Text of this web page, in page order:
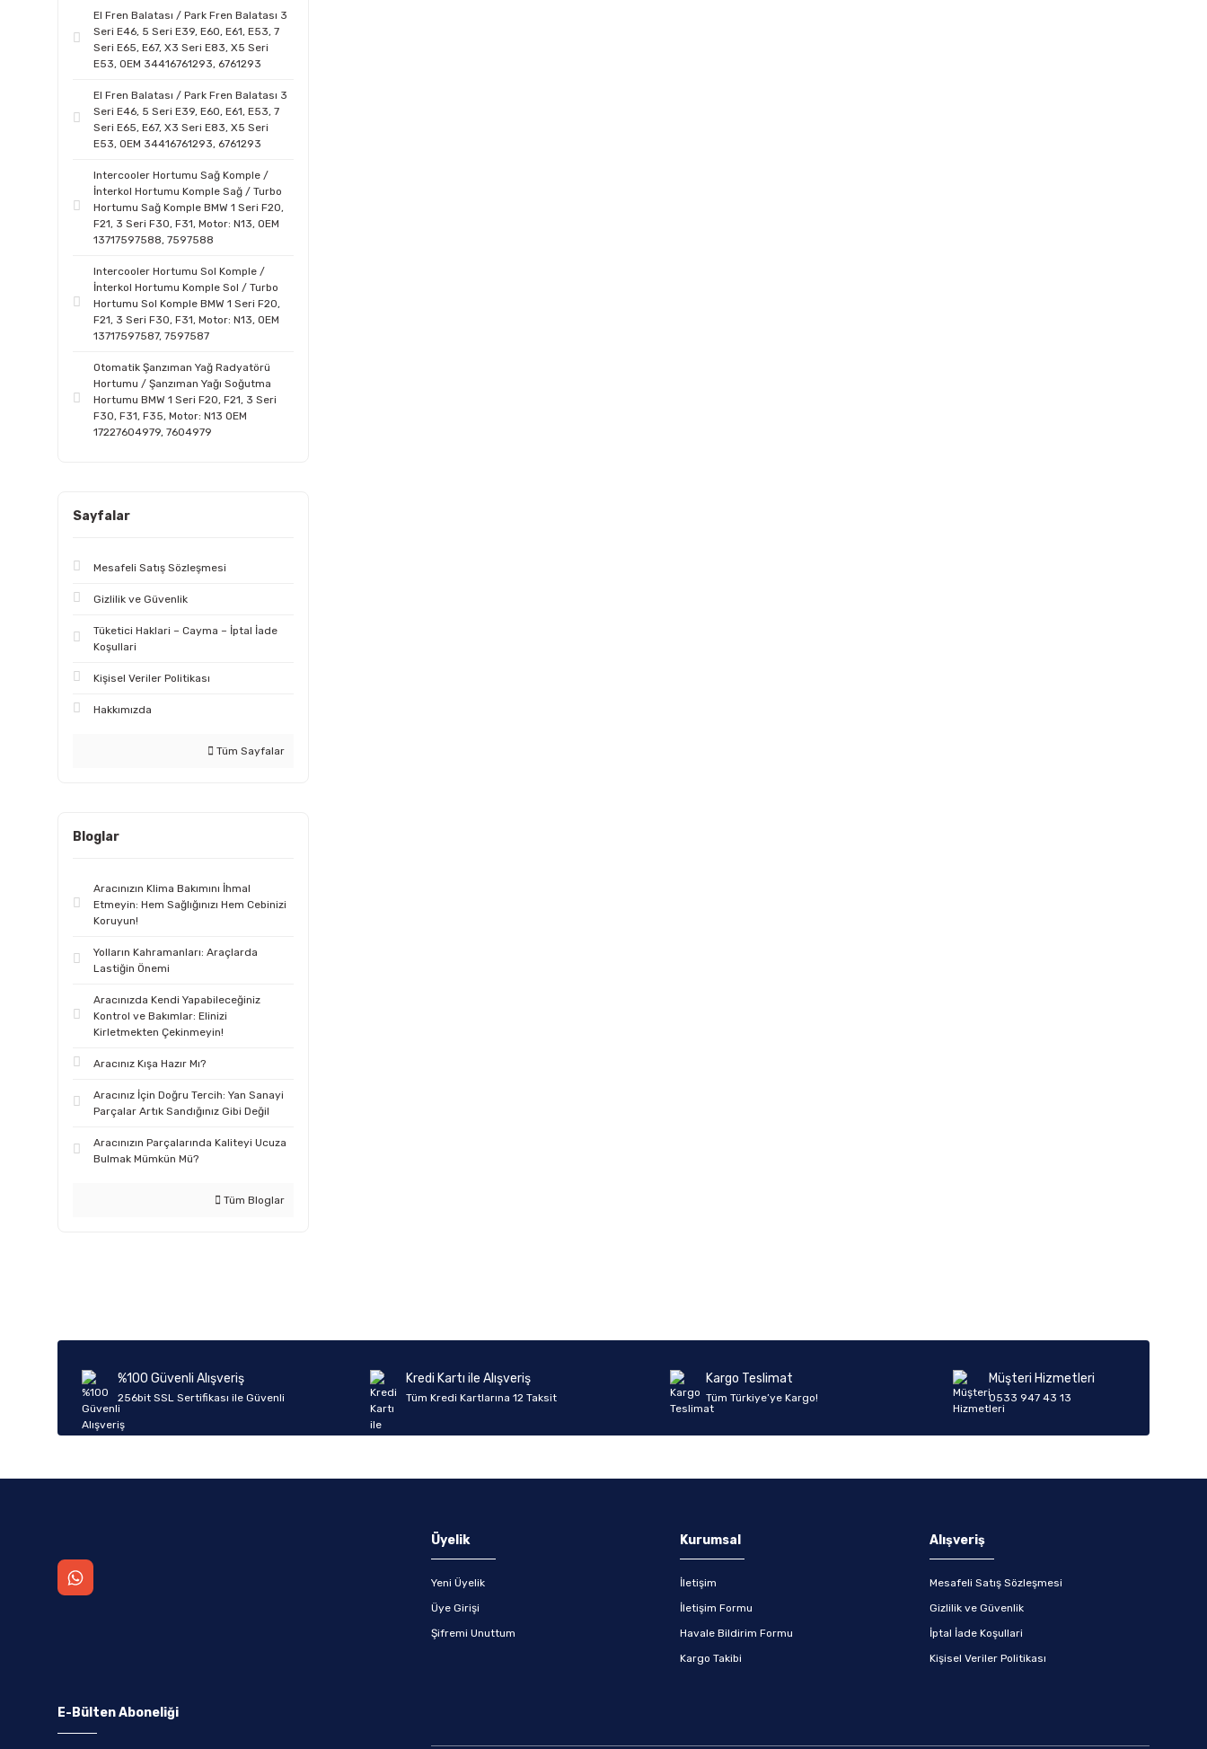
El Fren Balatası / Park Fren Balatası 3
Seri E46, 5 Seri E39, E60, E61, E53, 7
Seri E65, E67, X3 Seri E83, X5 Seri
E53, OEM 34416761293, 6761293
El Fren Balatası / Park Fren Balatası 3
Seri E46, 5 Seri E39, E60, E61, E53, 7
Seri E65, E67, X3 Seri E83, X5 Seri
E53, OEM 34416761293, 6761293
Intercooler Hortumu Sağ Komple /
İnterkol Hortumu Komple Sağ / Turbo
Hortumu Sağ Komple BMW 1 Seri F20,
F21, 3 Seri F30, F31, Motor: N13, OEM
13717597588, 7597588
Intercooler Hortumu Sol Komple /
İnterkol Hortumu Komple Sol / Turbo
Hortumu Sol Komple BMW 1 Seri F20,
F21, 3 Seri F30, F31, Motor: N13, OEM
13717597587, 7597587
Otomatik Şanzıman Yağ Radyatörü
Hortumu / Şanzıman Yağı Soğutma
Hortumu BMW 1 Seri F20, F21, 3 Seri
F30, F31, F35, Motor: N13 OEM
17227604979, 7604979
Sayfalar
Mesafeli Satış Sözleşmesi
Gizlilik ve Güvenlik
Tüketici Haklari – Cayma – İptal İade
Koşullari
Kişisel Veriler Politikası
Hakkımızda
Tüm Sayfalar
Bloglar
Aracınızın Klima Bakımını İhmal
Etmeyin: Hem Sağlığınızı Hem Cebinizi
Koruyun!
Yolların Kahramanları: Araçlarda
Lastiğin Önemi
Aracınızda Kendi Yapabileceğiniz
Kontrol ve Bakımlar: Elinizi
Kirletmekten Çekinmeyin!
Aracınız Kışa Hazır Mı?
Aracınız İçin Doğru Tercih: Yan Sanayi
Parçalar Artık Sandığınız Gibi Değil
Aracınızın Parçalarında Kaliteyi Ucuza
Bulmak Mümkün Mü?
Tüm Bloglar
%100 Güvenli Alışveriş
256bit SSL Sertifikası ile Güvenli
Kredi Kartı ile Alışveriş
Tüm Kredi Kartlarına 12 Taksit
Kargo Teslimat
Tüm Türkiye’ye Kargo!
Müşteri Hizmetleri
0533 947 43 13
Üyelik
Yeni Üyelik
Üye Girişi
Şifremi Unuttum
Kurumsal
İletişim
İletişim Formu
Havale Bildirim Formu
Kargo Takibi
Alışveriş
Mesafeli Satış Sözleşmesi
Gizlilik ve Güvenlik
İptal İade Koşullari
Kişisel Veriler Politikası
E-Bülten Aboneliği